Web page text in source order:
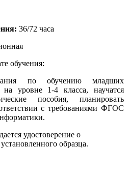
36/72 часа
обучения:
по обучению младших
уровне 1-4 класса, научатся
пособия, планировать
с требованиями ФГОС
удостоверение о
образца.